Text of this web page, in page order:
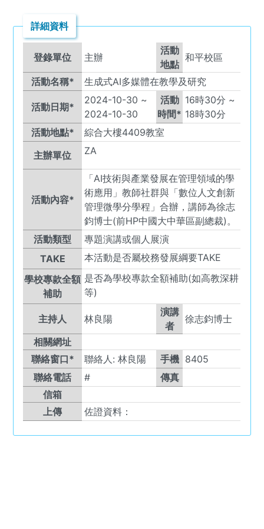
詳細資料
登錄單位 主辦
活動
地點
和平校區
活動名稱* 生成式AI多媒體在教學及研究
活動日期*
2024-10-30 ~
2024-10-30
活動
時間*
16時30
分 ~
18時30分
活動地點*
綜合大樓4409教室
主辦單位
ZA
活動內容*
「AI技術與產業發展在管理領域的學
術應用」教師社群與「數位人文創新
管理微學分學程」合辦，講師為徐志
鈞博士(前HP中國大中華區副總裁)。
活動類型
專題演講或個人展演
TAKE
本活動是否屬校務發展綱要TAKE
學校專款全額
補助
是否為學校專款全額補助(如高教深耕
等)
主持人 林良陽
演講
者
徐志鈞博士
相關網址
聯絡窗口*
聯絡人: 林良陽 手機 8405
聯絡電話
#
傳真
信箱
上傳
佐證資料：